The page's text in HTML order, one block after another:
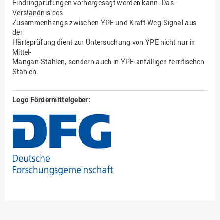
Eindringprüfungen vorhergesagt werden kann. Das
Verständnis des
Zusammenhangs zwischen YPE und Kraft-Weg-Signal aus
der
Härteprüfung dient zur Untersuchung von YPE nicht nur in
Mittel-
Mangan-Stählen, sondern auch in YPE-anfälligen ferritischen
Stählen.
Logo Fördermittelgeber: